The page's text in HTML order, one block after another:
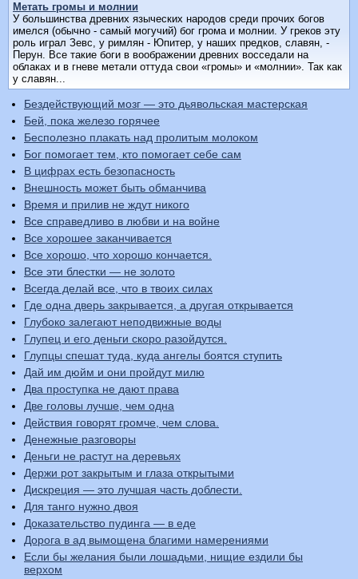
Метать громы и молнии
У большинства древних языческих народов среди прочих богов
имелся (обычно - самый могучий) бог грома и молнии. У греков эту
роль играл Зевс, у римлян - Юпитер, у наших предков, славян, -
Перун. Все такие боги в воображении древних восседали на
облаках и в гневе метали оттуда свои «громы» и «молнии». Так как
у славян...
Бездействующий мозг — это дьявольская мастерская
Бей, пока железо горячее
Бесполезно плакать над пролитым молоком
Бог помогает тем, кто помогает себе сам
В цифрах есть безопасность
Внешность может быть обманчива
Время и прилив не ждут никого
Все справедливо в любви и на войне
Все хорошее заканчивается
Все хорошо, что хорошо кончается.
Все эти блестки — не золото
Всегда делай все, что в твоих силах
Где одна дверь закрывается, а другая открывается
Глубоко залегают неподвижные воды
Глупец и его деньги скоро разойдутся.
Глупцы спешат туда, куда ангелы боятся ступить
Дай им дюйм и они пройдут милю
Два проступка не дают права
Две головы лучше, чем одна
Действия говорят громче, чем слова.
Денежные разговоры
Деньги не растут на деревьях
Держи рот закрытым и глаза открытыми
Дискреция — это лучшая часть доблести.
Для танго нужно двоя
Доказательство пудинга — в еде
Дорога в ад вымощена благими намерениями
Если бы желания были лошадьми, нищие ездили бы
верхом